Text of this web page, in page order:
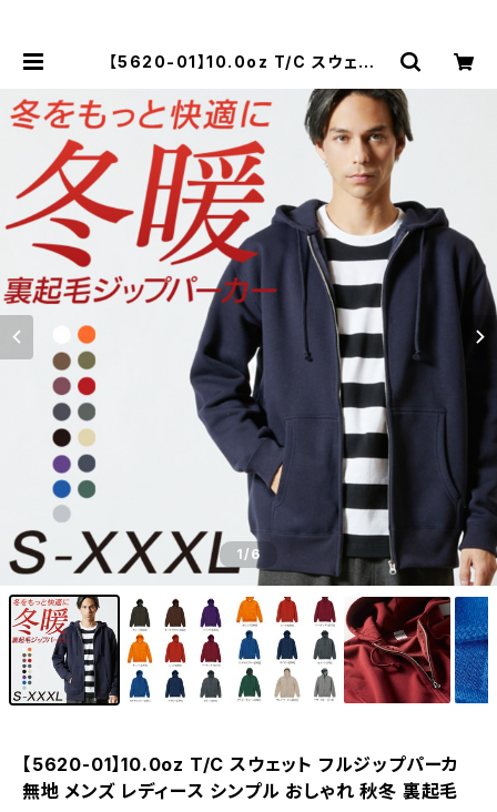
【5620-01】10.0oz T/C スウェット
ース シンプル おしゃれ 秋冬 裏起毛 |
Tシャツ通販 mi-215.
1/6
【5620-01】10.0oz T/C スウェット フルジップパーカ
無地 メンズ レディース シンプル おしゃれ 秋冬 裏起毛